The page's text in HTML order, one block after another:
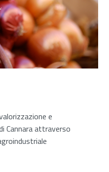
e
Cannara attraverso